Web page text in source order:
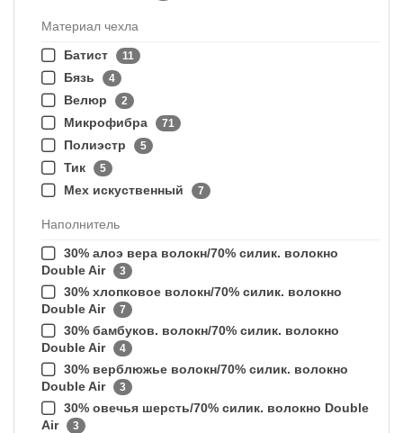
Материал чехла
Батист
11
Бязь 4
Велюр 2
Микрофибра 71
Полиэстр 5
Тик 5
Мех искуственный 7
Наполнитель
30% алоэ вера волокн/70% силик. волокно
Double Air
3
30% хлопковое волокн/70% силик. волокно
Double Air
7
30% бамбуков. волокн/70% силик. волокно
Double Air
4
30% верблюжье волокн/70% силик. волокно
Double Air
3
30% овечья шерсть/70% силик. волокно Double
Air
3